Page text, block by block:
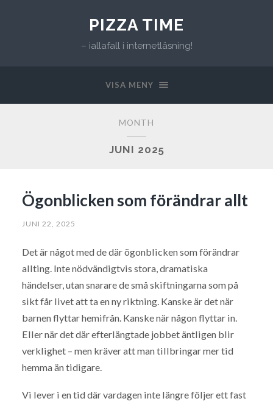
PIZZA TIME
– iallafall i internetläsning!
VISA MENY
MONTH
JUNI 2025
Ögonblicken som förändrar allt
JUNI 22, 2025
Det är något med de där ögonblicken som förändrar
allting. Inte nödvändigtvis stora, dramatiska
händelser, utan snarare de små skiftningarna som på
sikt får livet att ta en ny riktning. Kanske är det när
barnen flyttar hemifrån. Kanske när någon flyttar in.
Eller när det där efterlängtade jobbet äntligen blir
verklighet – men kräver att man tillbringar mer tid
hemma än tidigare.
Vi lever i en tid där vardagen inte längre följer ett fast